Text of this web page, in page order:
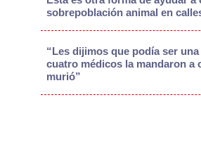
sobrepoblación animal en
“Les dijimos que podía ser
cuatro médicos la mandaron a
murió”